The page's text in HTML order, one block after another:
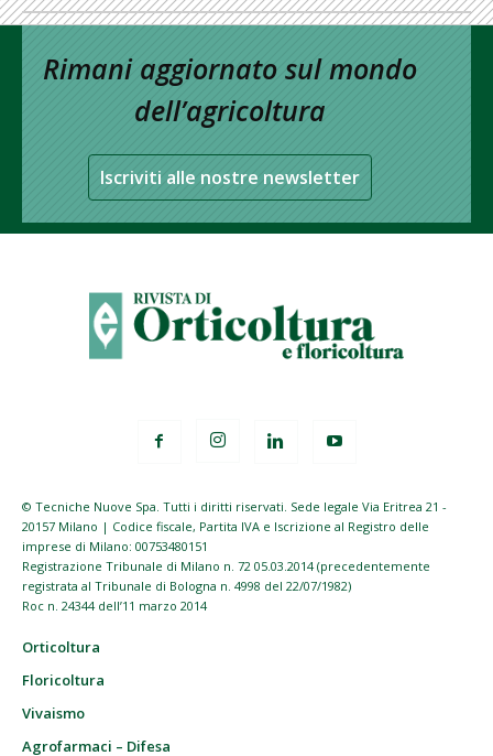
Rimani aggiornato sul mondo
dell’agricoltura
Iscriviti alle nostre newsletter
© Tecniche Nuove Spa. Tutti i diritti riservati. Sede legale Via Eritrea 21 -
20157 Milano | Codice fiscale, Partita IVA e Iscrizione al Registro delle
imprese di Milano: 00753480151
Registrazione Tribunale di Milano n. 72 05.03.2014 (precedentemente
registrata al Tribunale di Bologna n. 4998 del 22/07/1982)
Roc n. 24344 dell’11 marzo 2014
Orticoltura
Floricoltura
Vivaismo
Agrofarmaci – Difesa